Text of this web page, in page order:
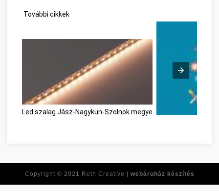
További cikkek
Led szalag Jász-Nagykun-Szolnok megye
Copyright © 2021 Roth Creative | webáruház készítés